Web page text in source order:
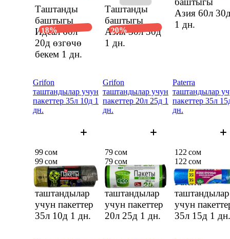
Таштанды
баштыгы
Идеал 60л
20д өзгөчө
бекем 1 дн.
18%
Таштанды
баштыгы
Азия 30л 30д
1 дн.
20%
Азия 60л
1 дн.
Grifon
таштандылар учун
пакеттер 35л 10д 1
дн.
Grifon
таштандылар
учун пакеттер
35л 10д 1 дн.
99 сом
99 сом
Grifon
таштандылар учун
пакеттер 20л 25д 1
дн.
Grifon
таштандылар
учун пакеттер
20л 25д 1 дн.
79 сом
79 сом
Paterra
таштандылар
пакеттер 35л
дн.
Paterra
таштандылар
учун
35л 15д 1 дн.
122 сом
122 сом